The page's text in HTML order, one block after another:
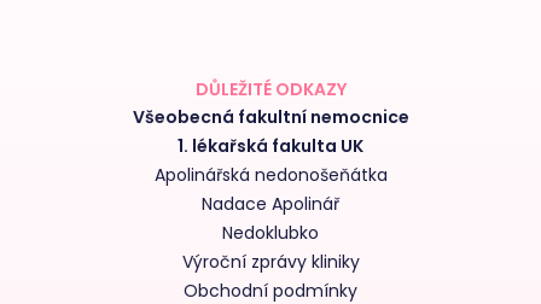
DŮLEŽITÉ ODKAZY
Všeobecná fakultní nemocnice
1. lékařská fakulta UK
Apolinářská nedonošeňátka
Nadace Apolinář
Nedoklubko
Výroční zprávy kliniky
Obchodní podmínky